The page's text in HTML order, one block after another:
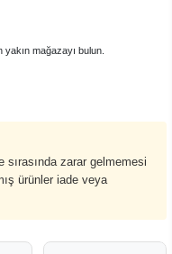
mağazayı bulun.
zarar gelmemesi
ürünler iade veya